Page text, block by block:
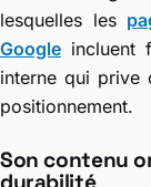
lesquelles les
Google incluent
interne qui prive
positionnement.
Son contenu